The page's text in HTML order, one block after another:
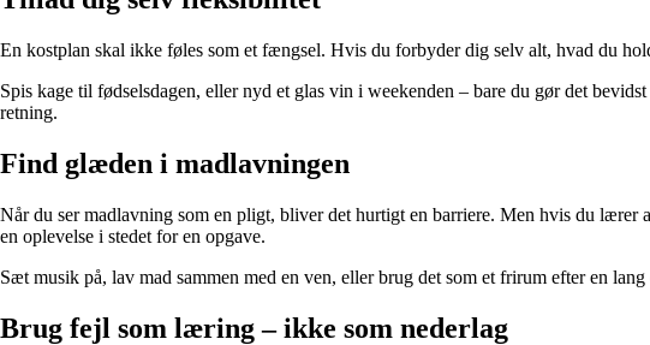
En kostplan skal ikke føles som et fængsel. Hvis du forbyder dig selv alt, hvad du
Spis kage til fødselsdagen, eller nyd et glas vin i weekenden – bare du gør det
retning.
Find glæden i madlavningen
Når du ser madlavning som en pligt, bliver det hurtigt en barriere. Men hvis du lærer
en oplevelse i stedet for en opgave.
Sæt musik på, lav mad sammen med en ven, eller brug det som et frirum efter en
Brug fejl som læring – ikke som nederlag